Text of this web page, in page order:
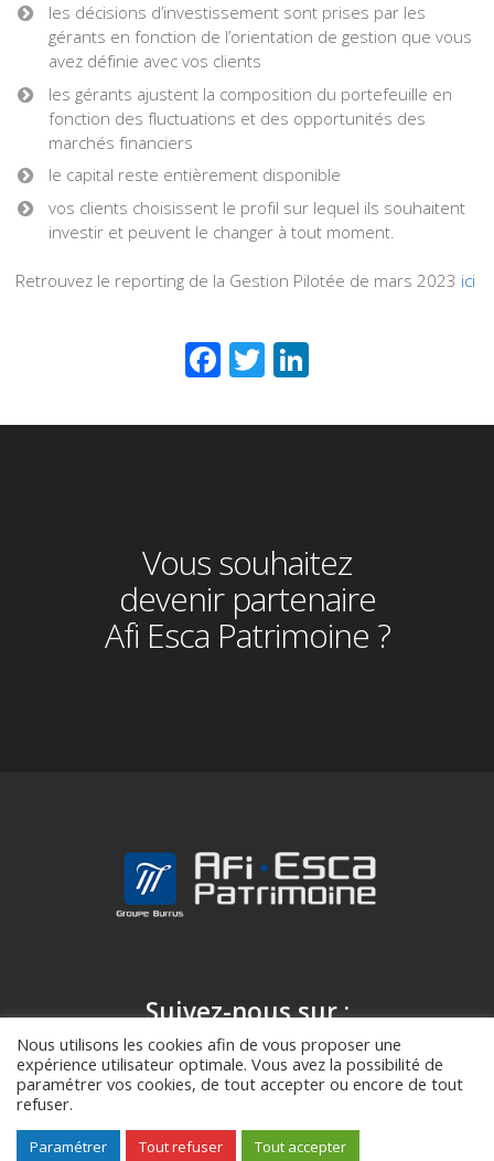
les décisions d’investissement sont prises par les
gérants en fonction de l’orientation de gestion que vous
avez définie avec vos clients
les gérants ajustent la composition du portefeuille en
fonction des fluctuations et des opportunités des
marchés financiers
le capital reste entièrement disponible
vos clients choisissent le profil sur lequel ils souhaitent
investir et peuvent le changer à tout moment.
Retrouvez le reporting de la Gestion Pilotée de mars 2023 ici
Facebook
Twitter
Vous souhaitez
devenir partenaire
Afi Esca Patrimoine ?
Suivez-nous sur :
© Afi Esca Patrimoine |
Gérer le consentement
Nous utilisons les cookies afin de vous proposer une
expérience utilisateur optimale. Vous avez la possibilité de
paramétrer vos cookies, de tout accepter ou encore de tout
refuser.
Paramétrer Tout refuser Tout accepter